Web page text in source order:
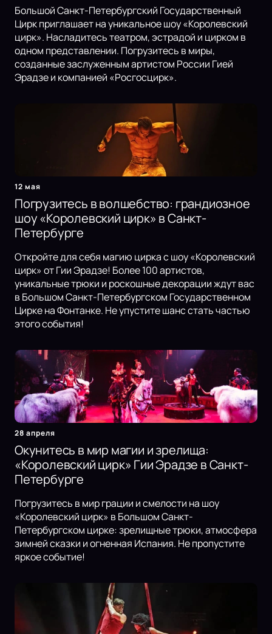
Большой Санкт-Петербургский Государственный
Цирк приглашает на уникальное шоу «Королевский
цирк». Насладитесь театром, эстрадой и цирком в
одном представлении. Погрузитесь в миры,
созданные заслуженным артистом России Гией
Эрадзе и компанией «Росгосцирк».
12 мая
Погрузитесь в волшебство: грандиозное
шоу «Королевский цирк» в Санкт-
Петербурге
Откройте для себя магию цирка с шоу «Королевский
цирк» от Гии Эрадзе! Более 100 артистов,
уникальные трюки и роскошные декорации ждут вас
в Большом Санкт-Петербургском Государственном
Цирке на Фонтанке. Не упустите шанс стать частью
этого события!
28 апреля
Окунитесь в мир магии и зрелища:
«Королевский цирк» Гии Эрадзе в Санкт-
Петербурге
Погрузитесь в мир грации и смелости на шоу
«Королевский цирк» в Большом Санкт-
Петербургском цирке: зрелищные трюки, атмосфера
зимней сказки и огненная Испания. Не пропустите
яркое событие!